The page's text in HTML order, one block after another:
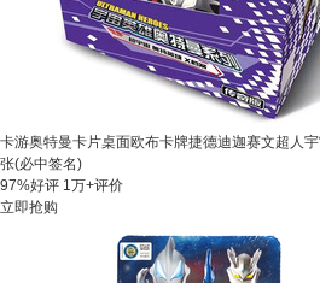
卡游奥特曼卡片桌面欧布卡牌捷德迪迦赛文超人
张(必中签名)
97%好评 1万+评价
立即抢购